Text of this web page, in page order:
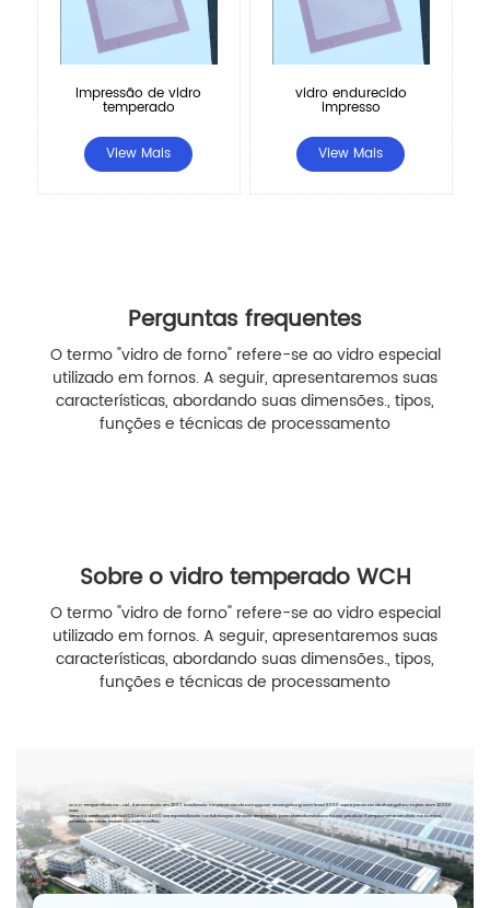
Impressão de vidro
temperado
View Mais
vidro endurecido
impresso
View Mais
Perguntas frequentes
O termo "vidro de forno" refere-se ao vidro especial
utilizado em fornos. A seguir, apresentaremos suas
características, abordando suas dimensões., tipos,
funções e técnicas de processamento
Sobre o vidro temperado WCH
O termo "vidro de forno" refere-se ao vidro especial
utilizado em fornos. A seguir, apresentaremos suas
características, abordando suas dimensões., tipos,
funções e técnicas de processamento
W.C.H Temper Glass Co., Ltd., é encontrado em 2007, localizado na província de Dongguan Guangdong com local 8000 SQM e província de Zhangzhou Fujian com 20000
SQM.
Temos o certificado de ISO9001 e ISO 14000.We especializado na fabricação de vidro temperado para eletrodomésticos; nosso produto é amplamente vendido na Europa,
América do Norte, países da Ásia-Pacífico.